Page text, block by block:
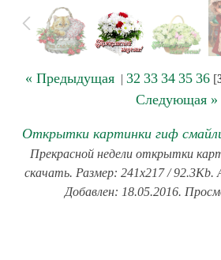
« Предыдущая| 32 33 34 35 36[
Следующая »
Открытки картинки гиф
Прекрасной недели открытки
скачать. Размер: 241x217 /
Добавлен: 18.05.2016.